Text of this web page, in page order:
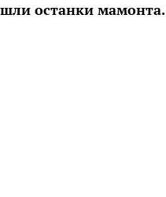
останки мамонта.